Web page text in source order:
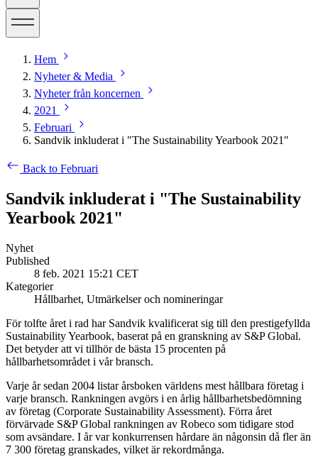
Hem
Nyheter & Media
Nyheter från koncernen
2021
Februari
Sandvik inkluderat i "The Sustainability Yearbook 2021"
Back to Februari
Sandvik inkluderat i "The Sustainability
Yearbook 2021"
Nyhet
Published
8 feb. 2021 15:21 CET
Kategorier
Hållbarhet, Utmärkelser och nomineringar
För tolfte året i rad har Sandvik kvalificerat sig till den prestigefyllda
Sustainability Yearbook, baserat på en granskning av S&P Global.
Det betyder att vi tillhör de bästa 15 procenten på
hållbarhetsområdet i vår bransch.
Varje år sedan 2004 listar årsboken världens mest hållbara företag i
varje bransch. Rankningen avgörs i en årlig hållbarhetsbedömning
av företag (Corporate Sustainability Assessment). Förra året
förvärvade S&P Global rankningen av Robeco som tidigare stod
som avsändare. I år var konkurrensen hårdare än någonsin då fler än
7 300 företag granskades, vilket är rekordmånga.